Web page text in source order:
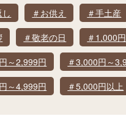
＃お供え
＃手土産
＃敬老の日
＃1,000
～2,999円
＃3,000円～
～4,999円
＃5,000円以上